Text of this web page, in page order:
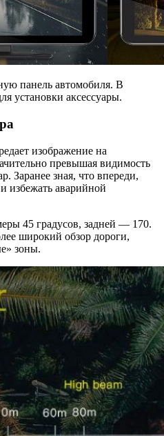
панель автомобиля. В
установки аксессуары.
изображение на
превышая видимость
Заранее зная, что впереди,
избежать аварийной
45 градусов, задней — 170.
широкий обзор дороги,
зоны.